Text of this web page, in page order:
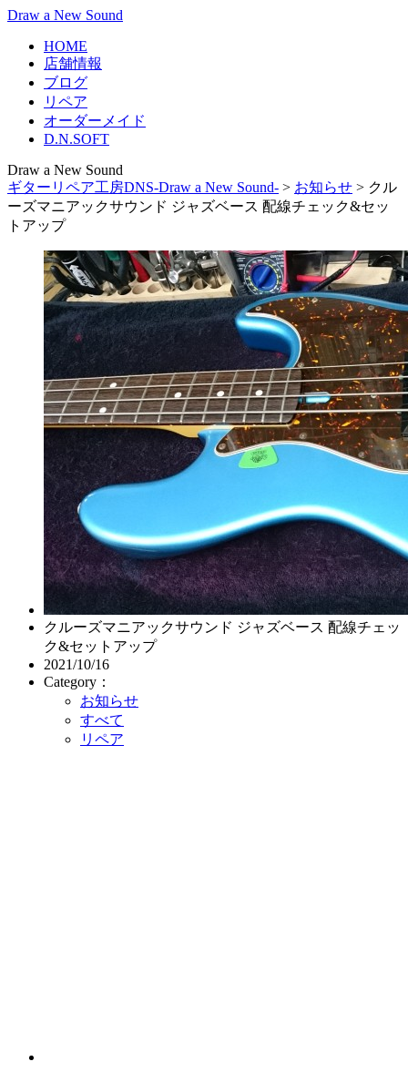
Draw a New Sound
HOME
店舗情報
ブログ
リペア
オーダーメイド
D.N.SOFT
Draw a New Sound
ギターリペア工房DNS-Draw a New Sound- > お知らせ > クル
ーズマニアックサウンド ジャズベース 配線チェック&セッ
トアップ
クルーズマニアックサウンド ジャズベース 配線チェッ
ク&セットアップ
2021/10/16
Category：
お知らせ
すべて
リペア